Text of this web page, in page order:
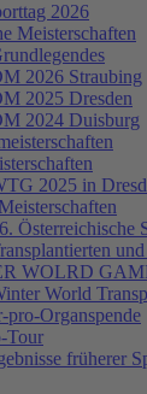
2026
Meisterschaften
2026 Straubing
2025 Dresden
2024 Duisburg
2025 in
Österreichische
WOLRD
World
pro-Organspende
Tour
früherer